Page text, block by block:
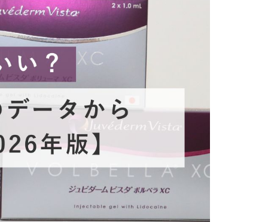
取り（経結膜的下眼瞼脱脂術）
術
ゼ（隆鼻術）
（鼻尖縮小術）
肪溶解注射